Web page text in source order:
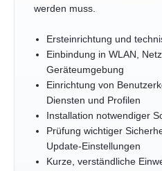
werden muss.
Ersteinrichtung und
Einbindung in WLAN,
Geräteumgebung
Einrichtung von
Diensten und Profilen
Installation notwendiger
Prüfung wichtiger
Update-Einstellungen
Kurze, verständliche